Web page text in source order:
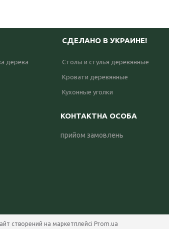
дерева
СДЕЛАНО В УКРАИНЕ!
Столы и стулья деревянные
Кровати деревянные
Кухонные уголки
прийом замовлень
створений на маркетплейсі Prom.ua